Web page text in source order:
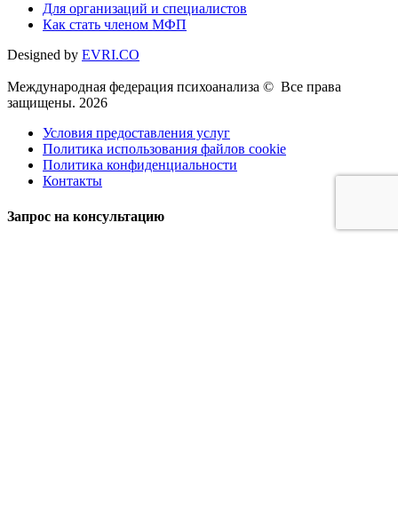
Для организаций и специалистов
Как стать членом МФП
Designed by EVRI.CO
Международная федерация психоанализа © Все права
защищены. 2026
Условия предоставления услуг
Политика использования файлов cookie
Политика конфиденциальности
Контакты
Запрос на консультацию